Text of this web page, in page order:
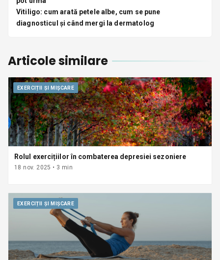
Vitiligo: cum arată petele albe, cum se pune
diagnosticul și când mergi la dermatolog
Articole similare
EXERCIȚII ȘI MIȘCARE
Rolul exercițiilor în combaterea depresiei sezoniere
18 nov. 2025 • 3 min
EXERCIȚII ȘI MIȘCARE